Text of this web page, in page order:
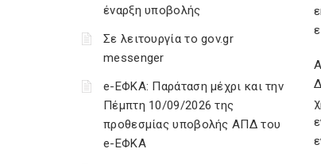
έναρξη υποβολής
Σε λειτουργία το gov.gr
messenger
e-ΕΦΚΑ: Παράταση μέχρι και την
Πέμπτη 10/09/2026 της
προθεσμίας υποβολής ΑΠΔ του
e-ΕΦΚΑ